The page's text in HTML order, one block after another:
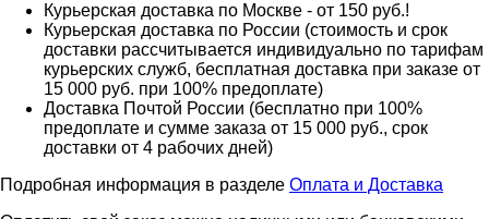
Курьерская доставка по Москве - от 150 руб.!
Курьерская доставка по России (стоимость и срок
доставки рассчитывается индивидуально по тарифам
курьерских служб, бесплатная доставка при заказе от
15 000 руб. при 100% предоплате)
Доставка Почтой России (бесплатно при 100%
предоплате и сумме заказа от 15 000 руб., срок
доставки от 4 рабочих дней)
Подробная информация в разделе Оплата и Доставка